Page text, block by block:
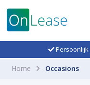
Persoonlijk
Home Occasions